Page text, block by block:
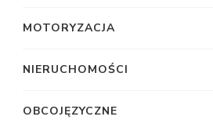
MOTORYZACJA
NIERUCHOMOŚCI
OBCOJĘZYCZNE